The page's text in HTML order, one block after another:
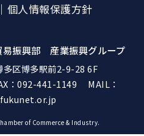
個人情報保護方針
振興部 産業振興グループ
多区博多駅前2-9-28 6F
：092-441-1149 MAIL：
of Commerce & Industry.